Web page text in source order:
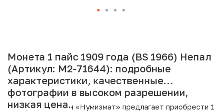
Монета 1 пайс 1909 года (BS 1966) Непал
(Артикул: M2-71644): подробные
характеристики, качественные
фотографии в высоком разрешении,
низкая цена.
Интернет магазин «Нумизмат» предлагает приобрести 1